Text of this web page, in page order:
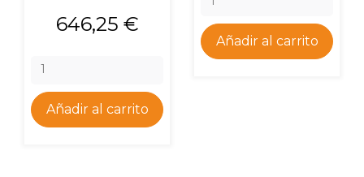
Precio
646,25 €
Añadir al carrito
Añadir al carrito